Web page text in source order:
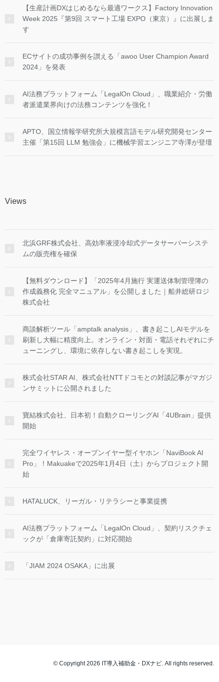
【生産計画DXはじめるなら最適ワークス】Factory Innovation
Week 2025『第9回 スマート工場 EXPO（東京）』に出展しま
す
ECサイトの成功事例を讃える「awoo User Champion Award
2024」を発表
AI法務プラットフォーム「LegalOn Cloud」、職業紹介・労働
者派遣業界向けの法務コンテンツを強化！
APTO、国立情報学研究所大規模言語モデル研究開発センター
主催「第15回 LLM 勉強会」に機械学習エンジニア寺澤が登壇
Views
北浜GRF株式会社、高効率液浸冷却式データサーバーシステ
ムの販売権を確保
【無料ダウンロード】「2025年4月施行 実運送体制管理簿の
作成義務化 完全マニュアル」を公開しました｜船井総研ロジ
株式会社
商談解析ツール「amptalk analysis」、書き起こしAIモデルを
刷新し大幅に精度向上。オンライン・対面・電話それぞれにチ
ューニングし、環境に依存しない書き起こしを実現。
株式会社STAR AI、株式会社NTTドコモとの対談記事がマガジ
ンサミットに公開されました
寶結株式会社、日本初！自動クローリングAI「4UBrain」提供
開始
完全ワイヤレス・オープンイヤー型イヤホン「NaviBook AI
Pro」！Makuakeで2025年1月4日（土）からプロジェクト開
始
HATALUCK、リーガル・リテラシーと事業提携
AI法務プラットフォーム「LegalOn Cloud」、契約リスクチェ
ックが「倉庫寄託契約」に対応開始
「JIAM 2024 OSAKA」に出展
© Copyright 2026 IT導入補助金・DXナビ. All rights reserved.